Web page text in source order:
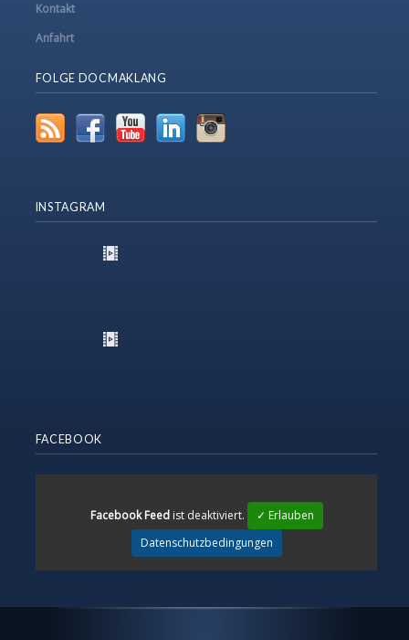
Kontakt
Anfahrt
FOLGE DOCMAKLANG
INSTAGRAM
FACEBOOK
Facebook Feedist deaktiviert.
✓ Erlauben
Datenschutzbedingungen